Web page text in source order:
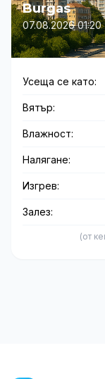
Burgas
07.08.2026 01:20
Усеща се като:
Вятър:
Влажност:
Налягане:
Изгрев:
Залез:
(от